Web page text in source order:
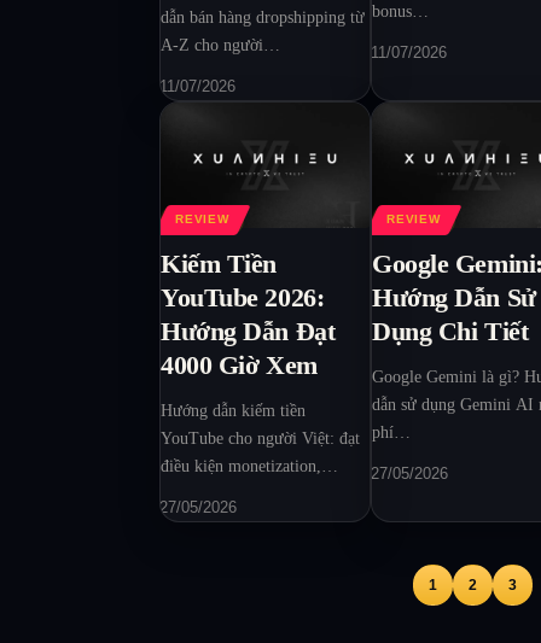
dẫn bán hàng dropshipping từ
A-Z cho người…
11/07/2026
bonus…
11/07/2026
REVIEW
Kiếm Tiền
YouTube 2026:
Hướng Dẫn Đạt
4000 Giờ Xem
Hướng dẫn kiếm tiền
YouTube cho người Việt: đạt
điều kiện monetization,…
27/05/2026
REVIEW
Google
Hướng Dẫn Sử
Dụng Chi Tiết
Google Gemini là gì?
dẫn sử dụng Gemini AI
phí…
27/05/2026
1 2 3